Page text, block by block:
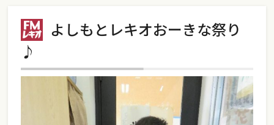
よしもとレキオおーきな祭り
♪